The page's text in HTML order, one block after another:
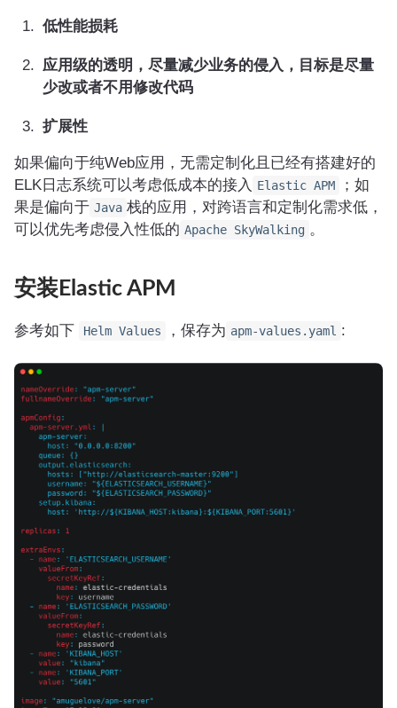
低性能损耗
应用级的透明，尽量减少业务的侵入，目标是尽量
少改或者不用修改代码
扩展性
如果偏向于纯Web应用，无需定制化且已经有搭建好的
ELK日志系统可以考虑低成本的接入 Elastic APM
；如
果是偏向于 Java 栈的应用，对跨语言和定制化需求低，
可以优先考虑侵入性低的 Apache SkyWalking 。
安装Elastic APM
参考如下 Helm Values ，保存为 apm-values.yaml :